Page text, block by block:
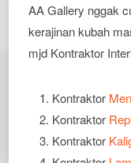
AA Gallery nggak
kerajinan kubah
mjd Kontraktor
Kontraktor
Kontraktor
Kontraktor